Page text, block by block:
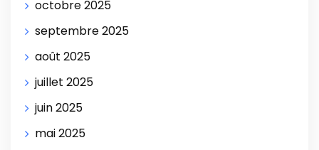
octobre 2025
septembre 2025
août 2025
juillet 2025
juin 2025
mai 2025